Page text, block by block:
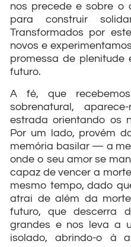
nos precede e sobre o
para construir
Transformados por
novos e
promessa de
futuro.
A fé, que
sobrenatural,
estrada orientando os
Por um lado, provém
memória basilar — a
onde o seu amor se
capaz de vencer a
mesmo tempo, dado
atrai de além da
futuro, que descerra
grandes e nos leva a
isolado, abrindo-o à